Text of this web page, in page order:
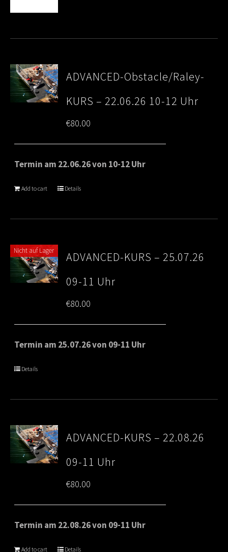
ADVANCED-Obstacle/Raley-
KURS – 22.06.26 10-12 Uhr
€80.00
Termin am 22.06.26 von 10-12 Uhr
Add to cart Details
Nicht auf Lager
ADVANCED-KURS – 25.07.26
09-11 Uhr
€80.00
Termin am 25.07.26 von 09-11 Uhr
Details
ADVANCED-KURS – 22.08.26
09-11 Uhr
€80.00
Termin am 22.08.26 von 09-11 Uhr
Add to cart Details